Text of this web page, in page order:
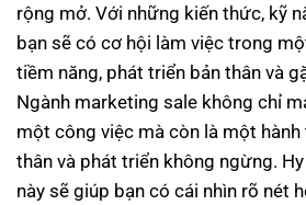
rộng mở. Với những kiến thức, kỹ
bạn sẽ có cơ hội làm việc trong
tiềm năng, phát triển bản thân và
Ngành marketing sale không chỉ
một công việc mà còn là một
thân và phát triển không ngừng.
này sẽ giúp bạn có cái nhìn rõ nét